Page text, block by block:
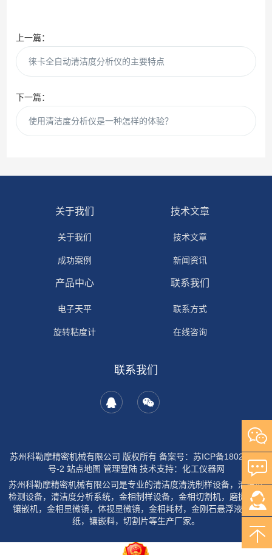
上一篇：
徕卡全自动清洁度分析仪的主要特点
下一篇：
使用清洁度分析仪是一种怎样的体验？
关于我们
关于我们
成功案例
技术文章
技术文章
新闻资讯
产品中心
电子天平
旋转粘度计
联系我们
联系方式
在线咨询
联系我们
苏州科勒摩精密机械有限公司 版权所有 备案号：苏ICP备18029954
号-2 站点地图 管理登陆技术支持： 化工仪器网
苏州科勒摩精密机械有限公司是专业的清洁度清洗制样设备，清洁度
检测设备，清洁度分析系统，金相制样设备，金相切割机，磨抛机，
镶嵌机，金相显微镜，体视显微镜，金相耗材，金刚石悬浮液，砂
纸，镶嵌料，切割片等生产厂家。